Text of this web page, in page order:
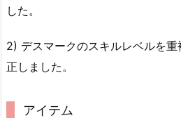
した。
2) デスマークのスキルレベルを
正しました。
アイテム